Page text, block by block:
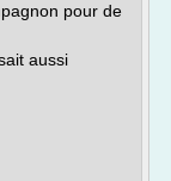
pour de
aussi